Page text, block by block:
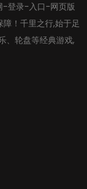
-登录-入口-网页版
！千里之行,始于足
、轮盘等经典游戏,